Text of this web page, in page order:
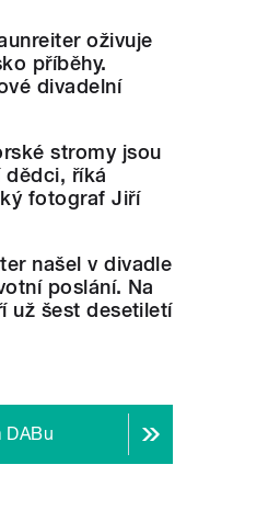
oživuje
příběhy.
divadelní
stromy jsou
dědci, říká
fotograf Jiří
našel v divadle
poslání. Na
už šest desetiletí
DABu